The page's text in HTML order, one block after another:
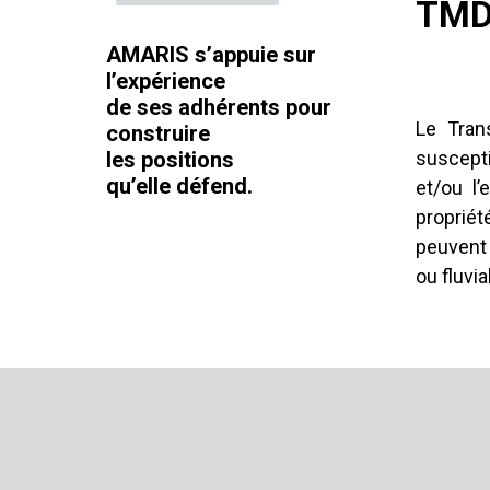
AMARIS s’appuie sur
l’expérience
de ses adhérents pour
construire
les positions
qu’elle défend.
Le
et/ou
ou